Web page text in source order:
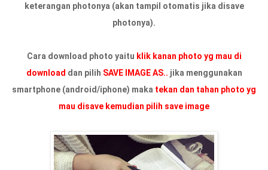
keterangan photonya (akan tampil otomatis jika disave
photonya).
Cara download photo yaitu klik kanan photo yg mau di
download dan pilih SAVE IMAGE AS.. jika menggunakan
smartphone (android/iphone) maka tekan dan tahan photo yg
mau disave kemudian pilih save image